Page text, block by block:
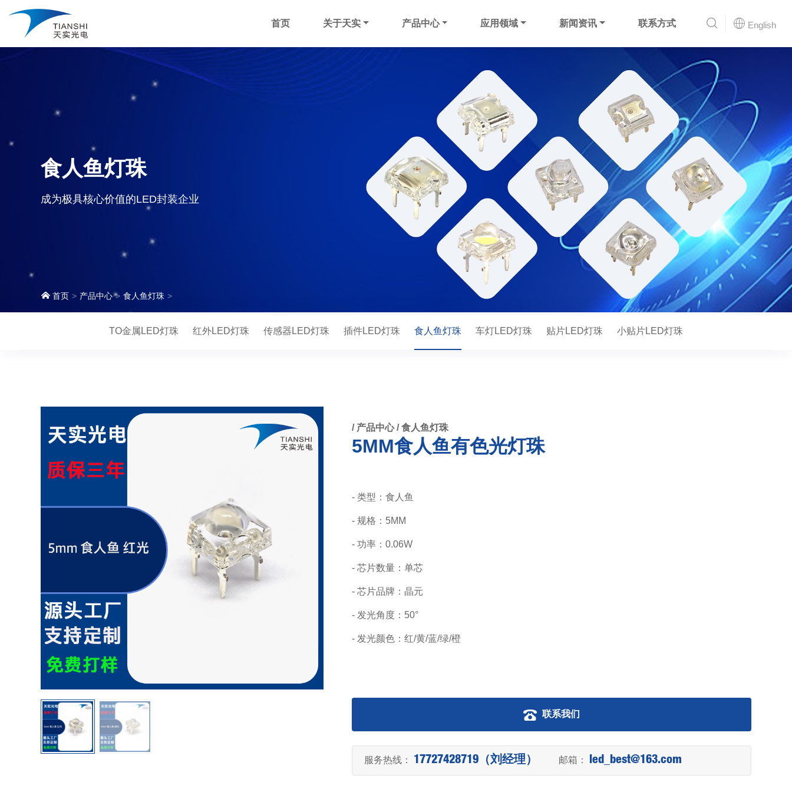
首页 关于天实 产品中心 应用领域 新闻资讯 联系方式 English
食人鱼灯珠
成为极具核心价值的LED封装企业
首页 产品中心 食人鱼灯珠
TO金属LED灯珠 红外LED灯珠 传感器LED灯珠 插件LED灯珠 食人鱼灯珠 车灯LED灯珠 贴片LED灯珠 小贴片LED灯珠
/ 产品中心/食人鱼灯珠
5MM食人鱼有色光灯珠
- 类型：食人鱼
- 规格：5MM
- 功率：0.06W
- 芯片数量：单芯
- 芯片品牌：晶元
- 发光角度：50°
- 发光颜色：红/黄/蓝/绿/橙
联系我们
服务热线： 17727428719（刘经理） 邮箱： led_best@163.com